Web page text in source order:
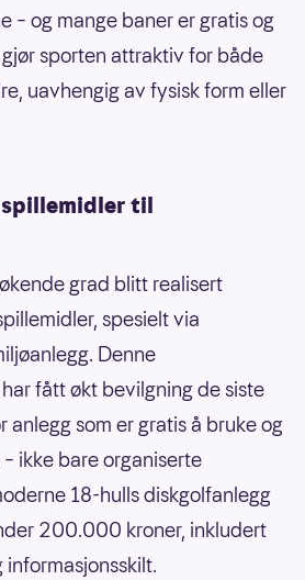
– og mange baner er gratis og
sporten attraktiv for både
uavhengig av fysisk form eller
til
grad blitt realisert
spesielt via
Denne
fått økt bevilgning de siste
anlegg som er gratis å bruke og
ikke bare organiserte
18-hulls diskgolfanlegg
200.000 kroner, inkludert